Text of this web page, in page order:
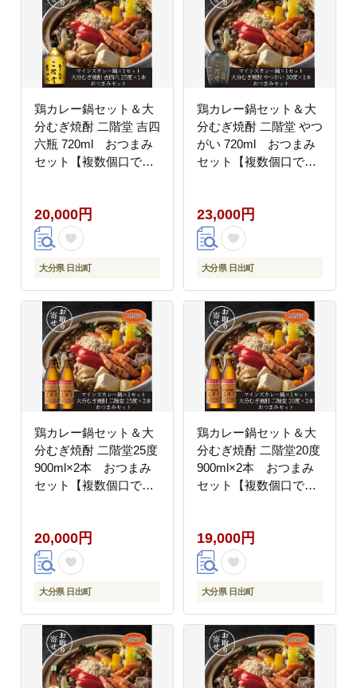
鶏カレー鍋セット＆大
分むぎ焼酎 二階堂 吉四
六瓶 720ml おつまみ
セット【複数個口で配
20,000円
大分県 日出町
鶏カレー鍋セット＆大
分むぎ焼酎 二階堂 やつ
がい 720ml おつまみ
セット【複数個口で配
23,000円
大分県 日出町
鶏カレー鍋セット＆大
分むぎ焼酎 二階堂25度
900ml×2本 おつまみ
セット【複数個口で配
20,000円
大分県 日出町
鶏カレー鍋セット＆大
分むぎ焼酎 二階堂20度
900ml×2本 おつまみ
セット【複数個口で配
19,000円
大分県 日出町